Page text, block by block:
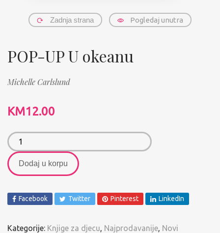
Zadnja strana Pogledaj unutra
POP-UP U okeanu
Michelle Carlslund
KM12.00
Dodaj u korpu
Facebook Twitter Pinterest LinkedIn
Kategorije: Knjige za djecu, Najprodavanije, Novi